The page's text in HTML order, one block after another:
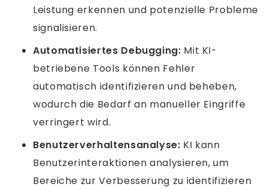
Leistung erkennen und potenzielle Probleme
signalisieren.
Automatisiertes Debugging: Mit KI-
betriebene Tools können Fehler
automatisch identifizieren und beheben,
wodurch die Bedarf an manueller Eingriffe
verringert wird.
Benutzerverhaltensanalyse: KI kann
Benutzerinteraktionen analysieren, um
Bereiche zur Verbesserung zu identifizieren